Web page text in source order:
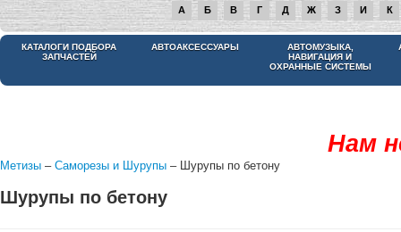
А Б В Г Д Ж З И К
КАТАЛОГИ ПОДБОРА
ЗАПЧАСТЕЙ
АВТОАКСЕССУАРЫ
АВТОМУЗЫКА,
НАВИГАЦИЯ И
ОХРАННЫЕ СИСТЕМЫ
Нам
Метизы – Саморезы и Шурупы – Шурупы по бетону
Шурупы по бетону